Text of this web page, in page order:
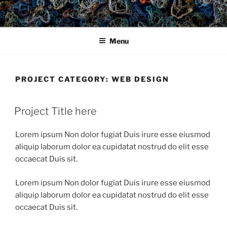
Skip
to
content
Menu
PROJECT CATEGORY:WEB DESIGN
Project Title here
Lorem ipsum Non dolor fugiat Duis irure esse eiusmod
aliquip laborum dolor ea cupidatat nostrud do elit esse
occaecat Duis sit.
Lorem ipsum Non dolor fugiat Duis irure esse eiusmod
aliquip laborum dolor ea cupidatat nostrud do elit esse
occaecat Duis sit.